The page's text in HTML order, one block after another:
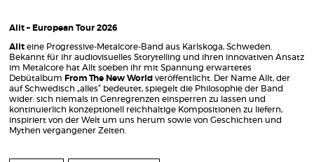
Allt – European Tour 2026
Allt eine Progressive-Metalcore-Band aus Karlskoga, Schweden.
Bekannt für ihr audiovisuelles Storytelling und ihren innovativen Ansatz
im Metalcore hat Allt soeben ihr mit Spannung erwartetes
Debütalbum From The New World veröffentlicht. Der Name Allt, der
auf Schwedisch „alles“ bedeutet, spiegelt die Philosophie der Band
wider: sich niemals in Genregrenzen einsperren zu lassen und
kontinuierlich konzeptionell reichhaltige Kompositionen zu liefern,
inspiriert von der Welt um uns herum sowie von Geschichten und
Mythen vergangener Zeiten.